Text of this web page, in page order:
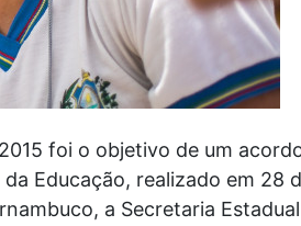
foi o objetivo de um
Educação, realizado em 28
a Secretaria